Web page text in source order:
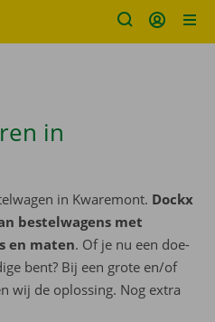
in
in Kwaremont. Dockx
bestelwagens met
en maten. Of je nu een doe-
bent? Bij een grote en/of
wij de oplossing. Nog extra